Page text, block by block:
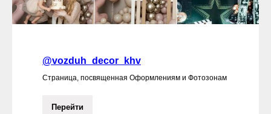
@vozduh_decor_khv
Страница, посвященная Оформлениям и Фотозонам
Перейти